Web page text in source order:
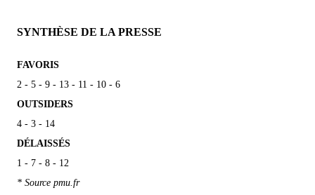
SYNTHÈSE DE LA PRESSE
FAVORIS
2 - 5 - 9 - 13 - 11 - 10 - 6
OUTSIDERS
4 - 3 - 14
DÉLAISSÉS
1 - 7 - 8 - 12
* Source pmu.fr